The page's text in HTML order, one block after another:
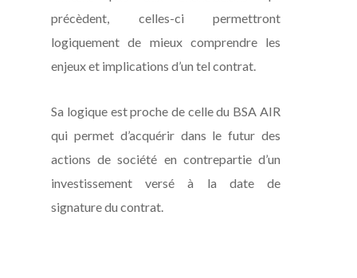
précèdent, celles-ci permettront
logiquement de mieux comprendre les
enjeux et implications d’un tel contrat.
Sa logique est proche de celle du BSA AIR
qui permet d’acquérir dans le futur des
actions de société en contrepartie d’un
investissement versé à la date de
signature du contrat.